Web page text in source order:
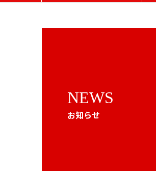
NEWS
お知らせ